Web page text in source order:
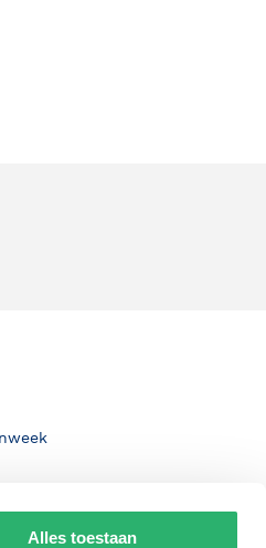
Alles toestaan
Voorleesdagen